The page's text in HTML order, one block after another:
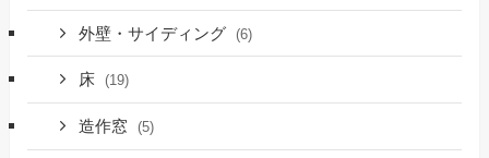
外壁・サイディング (6)
床 (19)
造作窓 (5)